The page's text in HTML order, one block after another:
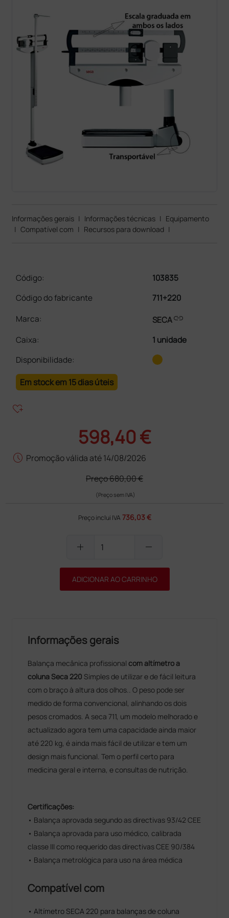
Informações gerais | Informações técnicas | Equipamento
| Compatível com | Recursos para download |
Código:
103835
Código do fabricante
711+220
Marca:
SECAlink
Caixa:
1 unidade
Disponibilidade:
Em stock em 15 dias úteis
heart_plus
598,40 €
schedule Promoção válida até 14/08/2026
Preço680,00 €
(Preço sem IVA)
Preço inclui IVA 736,03 €
add remove
ADICIONAR AO CARRINHO
Informações gerais
Balança mecânica profissionalcom altímetro a
coluna Seca 220 Simples de utilizar e de fácil leitura
com o braço à altura dos olhos.. O peso pode ser
medido de forma convencional, alinhando os dois
pesos cromados. A seca 711, um modelo melhorado e
actualizado agora tem uma capacidade ainda maior
até 220 kg, é ainda mais fácil de utilizar e tem um
design mais funcional. Tem o perfil certo para
medicina geral e interna, e consultas de nutrição.
Certificações:
• Balança aprovada segundo as directivas 93/42 CEE
• Balança aprovada para uso médico, calibrada
classe III como requerido das directivas CEE 90/384
• Balança metrológica para uso na área médica
Compatível com
• Altímetro SECA 220 para balanças de coluna